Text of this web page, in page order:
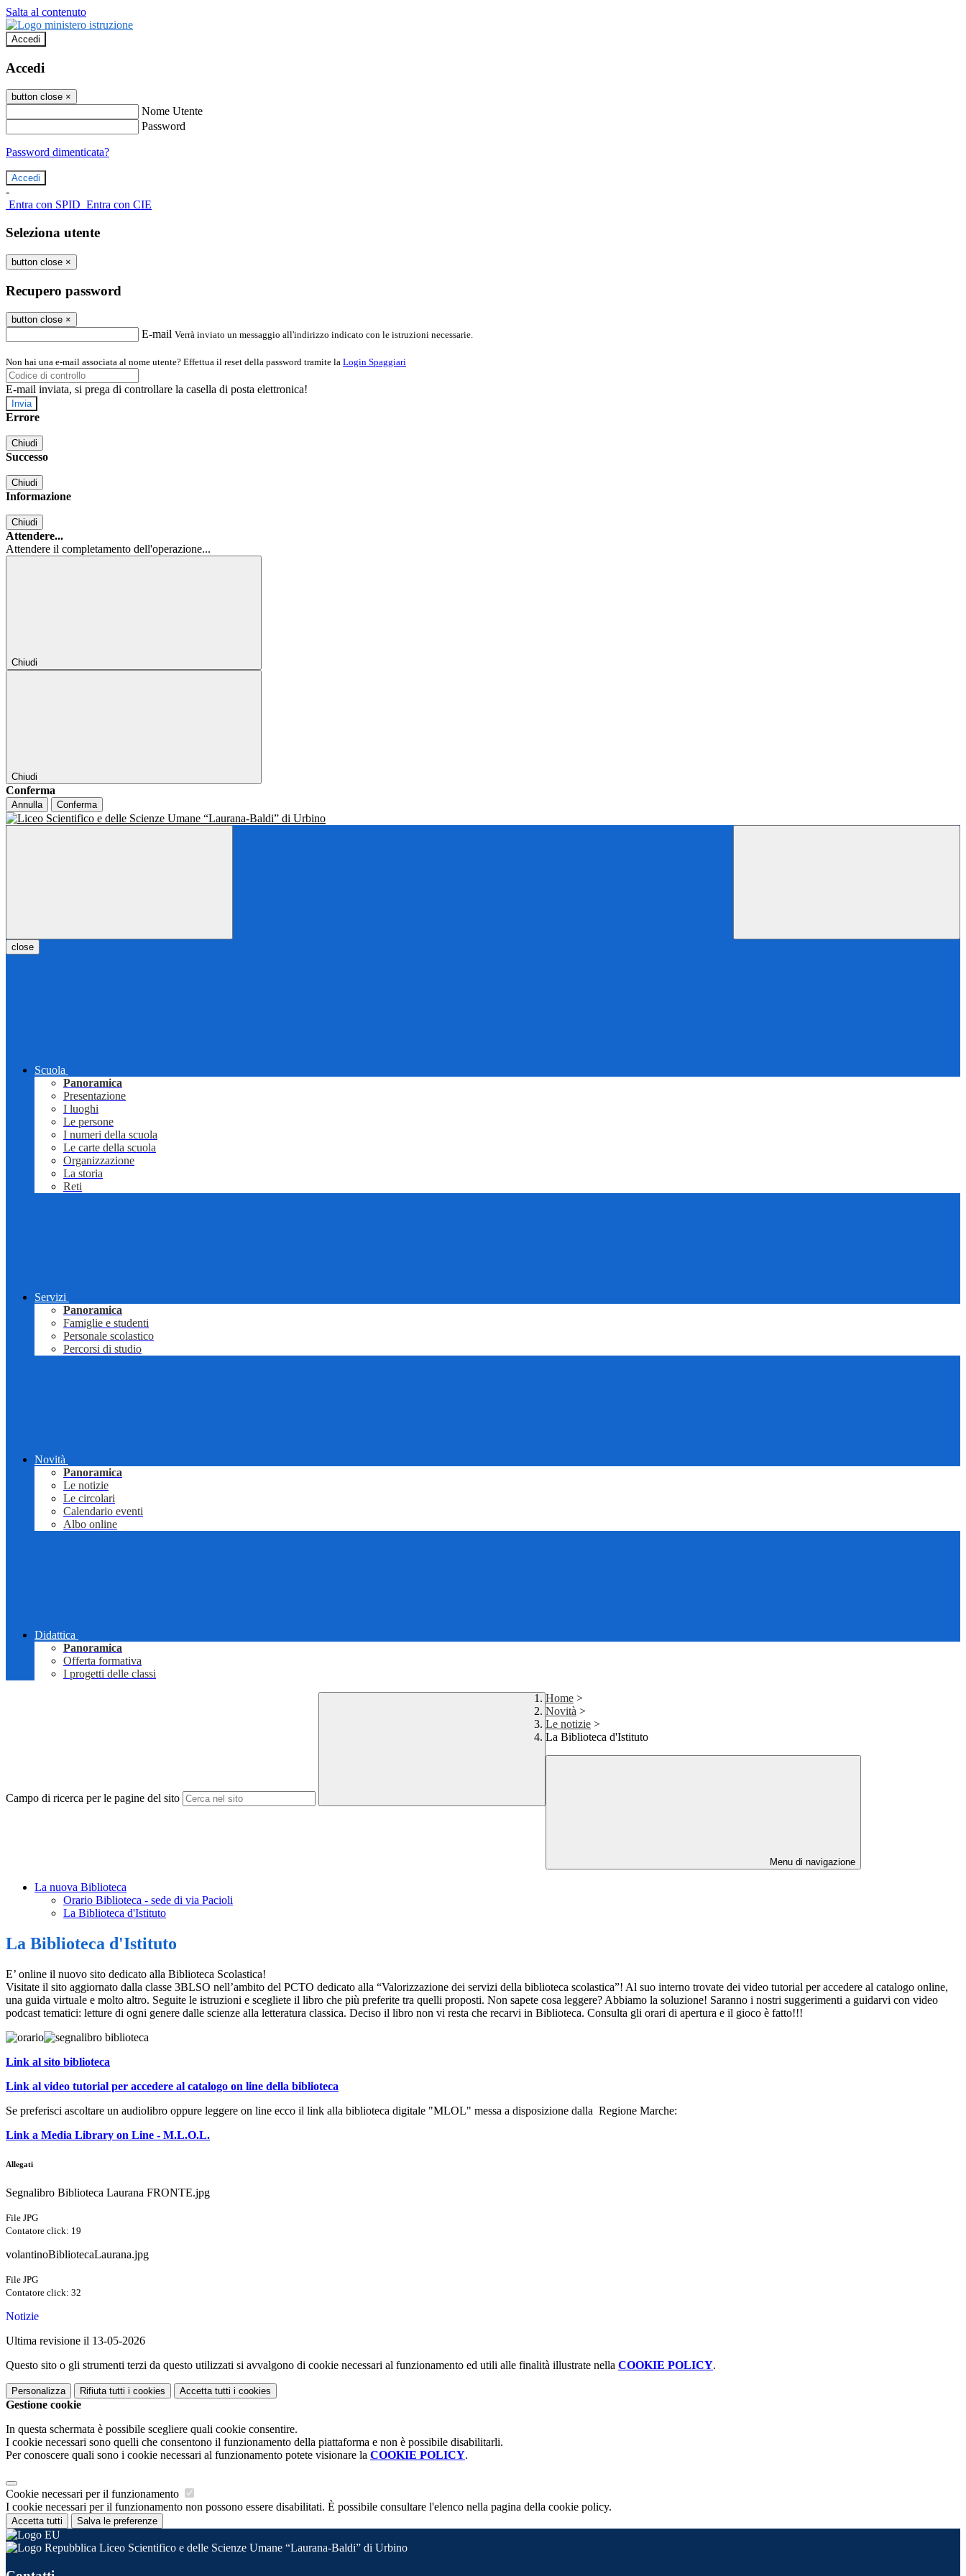
Salta al contenuto
Accedi
Accedi
button close ×
Nome Utente
Password
Password dimenticata?
-
Entra con SPID Entra con CIE
Seleziona utente
button close ×
Recupero password
button close ×
E-mail Verrà inviato un messaggio all'indirizzo indicato con le istruzioni necessarie.
Non hai una e-mail associata al nome utente? Effettua il reset della password tramite la Login Spaggiari
E-mail inviata, si prega di controllare la casella di posta elettronica!
Errore
Chiudi
Successo
Chiudi
Informazione
Chiudi
Attendere...
Attendere il completamento dell'operazione...
Chiudi
Chiudi
Conferma
Annulla Conferma
close
Scuola
Panoramica
Presentazione
I luoghi
Le persone
I numeri della scuola
Le carte della scuola
Organizzazione
La storia
Reti
Servizi
Panoramica
Famiglie e studenti
Personale scolastico
Percorsi di studio
Novità
Panoramica
Le notizie
Le circolari
Calendario eventi
Albo online
Didattica
Panoramica
Offerta formativa
I progetti delle classi
Campo di ricerca per le pagine del sito
Home >
Novità >
Le notizie >
La Biblioteca d'Istituto
Menu di navigazione
La nuova Biblioteca
Orario Biblioteca - sede di via Pacioli
La Biblioteca d'Istituto
La Biblioteca d'Istituto
E’ online il nuovo sito dedicato alla Biblioteca Scolastica!
Visitate il sito aggiornato dalla classe 3BLSO nell’ambito del PCTO dedicato alla “Valorizzazione dei servizi della biblioteca scolastica”! Al suo interno trovate dei video tutorial per accedere al catalogo online,
una guida virtuale e molto altro. Seguite le istruzioni e scegliete il libro che più preferite tra quelli proposti. Non sapete cosa leggere? Abbiamo la soluzione! Saranno i nostri suggerimenti a guidarvi con video
podcast tematici: letture di ogni genere dalle scienze alla letteratura classica. Deciso il libro non vi resta che recarvi in Biblioteca. Consulta gli orari di apertura e il gioco è fatto!!!
Link al sito biblioteca
Link al video tutorial per accedere al catalogo on line della biblioteca
Se preferisci ascoltare un audiolibro oppure leggere on line ecco il link alla biblioteca digitale "MLOL" messa a disposizione dalla Regione Marche:
Link a Media Library on Line - M.L.O.L.
Allegati
Segnalibro Biblioteca Laurana FRONTE.jpg
File JPG
Contatore click: 19
volantinoBibliotecaLaurana.jpg
File JPG
Contatore click: 32
Notizie
Ultima revisione il 13-05-2026
Questo sito o gli strumenti terzi da questo utilizzati si avvalgono di cookie necessari al funzionamento ed utili alle finalità illustrate nella COOKIE POLICY.
Personalizza Rifiuta tutti i cookies Accetta tutti i cookies
Gestione cookie
In questa schermata è possibile scegliere quali cookie consentire.
I cookie necessari sono quelli che consentono il funzionamento della piattaforma e non è possibile disabilitarli.
Per conoscere quali sono i cookie necessari al funzionamento potete visionare la COOKIE POLICY.
Cookie necessari per il funzionamento
I cookie necessari per il funzionamento non possono essere disabilitati. È possibile consultare l'elenco nella pagina della cookie policy.
Accetta tutti Salva le preferenze
Liceo Scientifico e delle Scienze Umane “Laurana-Baldi” di Urbino